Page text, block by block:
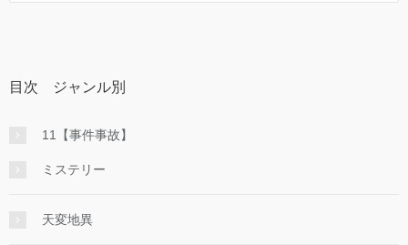
目次 ジャンル別
11【事件事故】
ミステリー
天変地異